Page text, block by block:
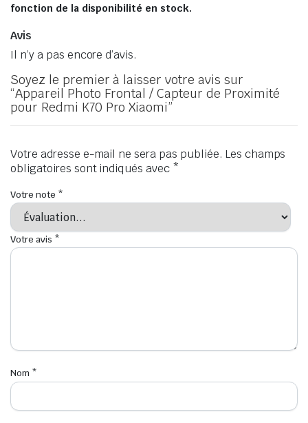
fonction de la disponibilité en stock.
Avis
Il n’y a pas encore d’avis.
Soyez le premier à laisser votre avis sur
“Appareil Photo Frontal / Capteur de Proximité
pour Redmi K70 Pro Xiaomi”
Votre adresse e-mail ne sera pas publiée. Les champs
obligatoires sont indiqués avec *
Votre note *
Votre avis *
Nom *